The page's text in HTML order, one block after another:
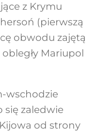
z Krymu
(pierwszą
obwodu zajętą
Mariupol
wschodzie
się zaledwie
od strony